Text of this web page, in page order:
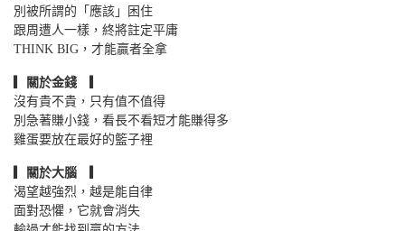
別被所謂的「應該」困住
跟周遭人一樣，終將註定平庸
THINK BIG，才能贏者全拿
▎關於金錢 ▎
沒有貴不貴，只有值不值得
別急著賺小錢，看長不看短才能賺得多
雞蛋要放在最好的籃子裡
▎關於大腦 ▎
渴望越強烈，越是能自律
面對恐懼，它就會消失